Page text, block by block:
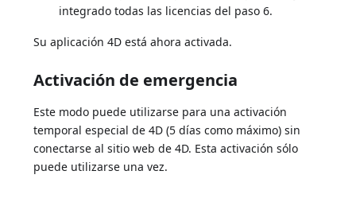
integrado todas las licencias del paso 6.
Su aplicación 4D está ahora activada.
Activación de emergencia
Este modo puede utilizarse para una activación
temporal especial de 4D (5 días como máximo) sin
conectarse al sitio web de 4D. Esta activación sólo
puede utilizarse una vez.